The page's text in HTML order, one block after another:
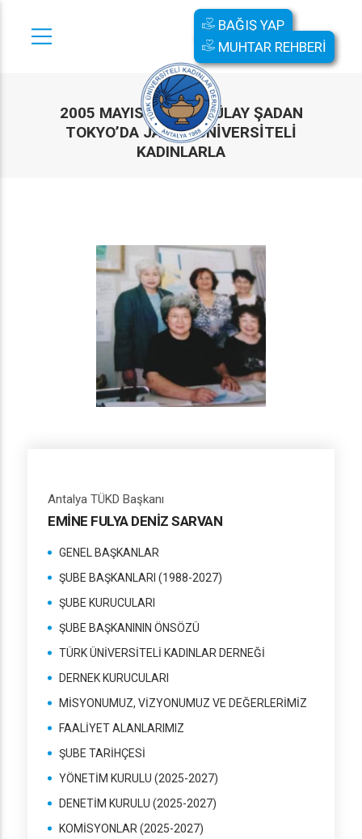
BAĞIŞ YAP
MUHTAR REHBERİ
2005 MAYIS AYINDA GÜLAY ŞADAN
TOKYO’DA JAPON ÜNİVERSİTELİ
KADINLARLA
Antalya TÜKD Başkanı
EMİNE FULYA DENİZ SARVAN
GENEL BAŞKANLAR
ŞUBE BAŞKANLARI (1988-2027)
ŞUBE KURUCULARI
ŞUBE BAŞKANININ ÖNSÖZÜ
TÜRK ÜNİVERSİTELİ KADINLAR DERNEĞİ
DERNEK KURUCULARI
MİSYONUMUZ, VİZYONUMUZ VE DEĞERLERİMİZ
FAALİYET ALANLARIMIZ
ŞUBE TARİHÇESİ
YÖNETİM KURULU (2025-2027)
DENETİM KURULU (2025-2027)
KOMİSYONLAR (2025-2027)